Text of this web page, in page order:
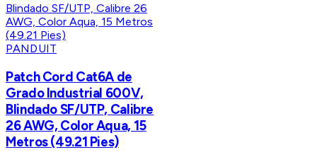
PANDUIT
Patch Cord Cat6A de
Grado Industrial 600V,
Blindado SF/UTP, Calibre
26 AWG, Color Aqua, 15
Metros (49.21 Pies)